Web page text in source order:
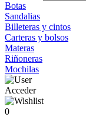
Botas
Sandalias
Billeteras y cintos
Carteras y bolsos
Materas
Riñoneras
Mochilas
Acceder
0